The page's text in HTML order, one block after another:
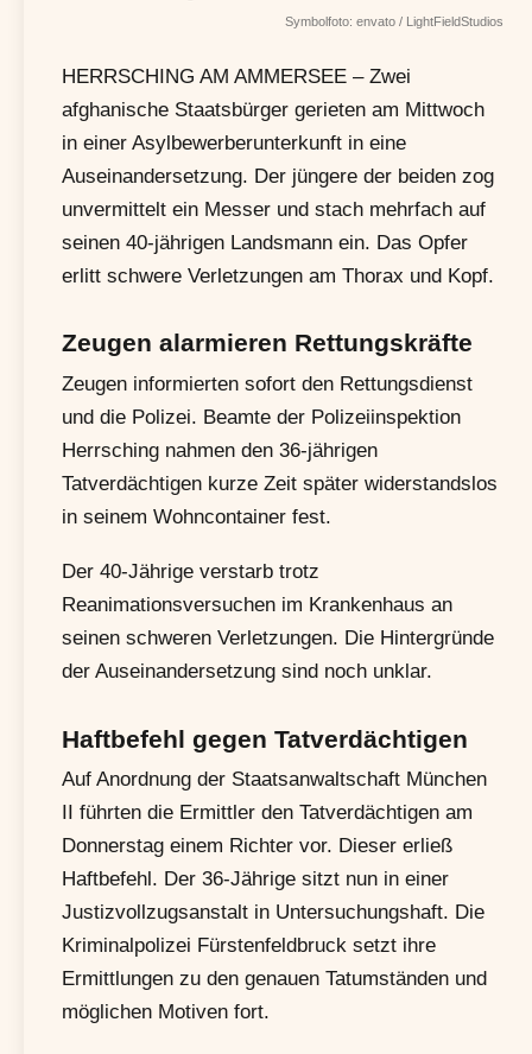
Symbolfoto: envato / LightFieldStudios
HERRSCHING AM AMMERSEE – Zwei
afghanische Staatsbürger gerieten am Mittwoch
in einer Asylbewerberunterkunft in eine
Auseinandersetzung. Der jüngere der beiden zog
unvermittelt ein Messer und stach mehrfach auf
seinen 40-jährigen Landsmann ein. Das Opfer
erlitt schwere Verletzungen am Thorax und Kopf.
Zeugen alarmieren Rettungskräfte
Zeugen informierten sofort den Rettungsdienst
und die Polizei. Beamte der Polizeiinspektion
Herrsching nahmen den 36-jährigen
Tatverdächtigen kurze Zeit später widerstandslos
in seinem Wohncontainer fest.
Der 40-Jährige verstarb trotz
Reanimationsversuchen im Krankenhaus an
seinen schweren Verletzungen. Die Hintergründe
der Auseinandersetzung sind noch unklar.
Haftbefehl gegen Tatverdächtigen
Auf Anordnung der Staatsanwaltschaft München
II führten die Ermittler den Tatverdächtigen am
Donnerstag einem Richter vor. Dieser erließ
Haftbefehl. Der 36-Jährige sitzt nun in einer
Justizvollzugsanstalt in Untersuchungshaft. Die
Kriminalpolizei Fürstenfeldbruck setzt ihre
Ermittlungen zu den genauen Tatumständen und
möglichen Motiven fort.